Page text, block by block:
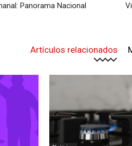
Panorama Nacional
Artículos relacionados